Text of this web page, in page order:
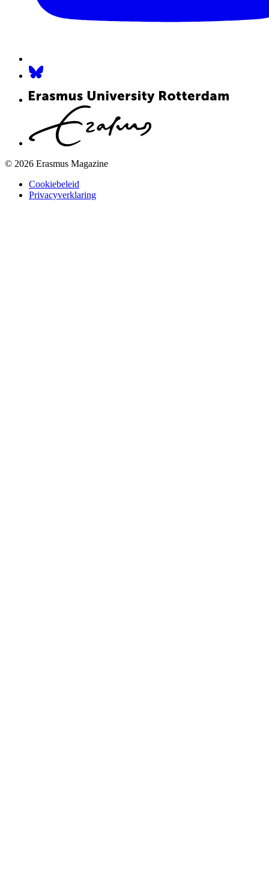
© 2026 Erasmus Magazine
Cookiebeleid
Privacyverklaring